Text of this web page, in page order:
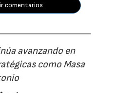
comentarios
avanzando en
como Masa